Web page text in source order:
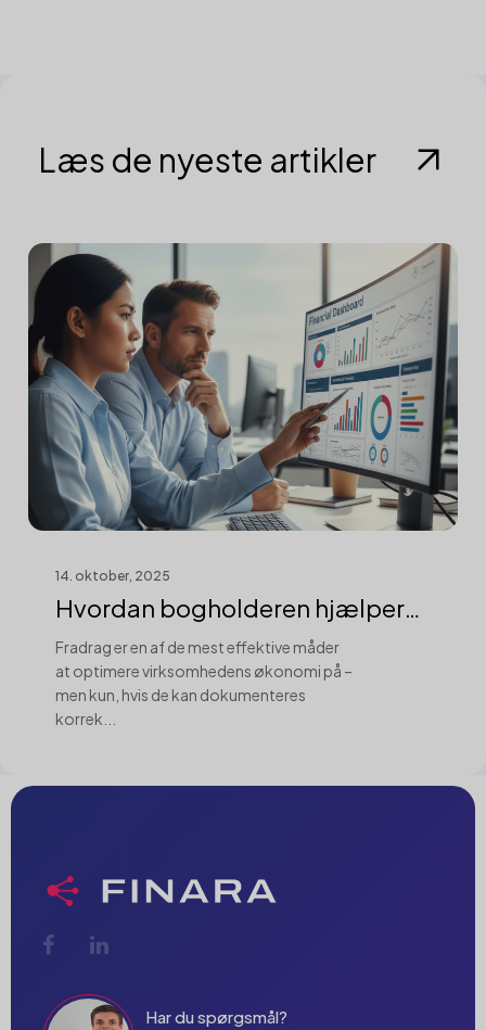
Læs de nyeste artikler
14. oktober, 2025
Hvordan bogholderen hjælper
med at doku...
Fradrag er en af de mest effektive måder
at optimere virksomhedens økonomi på –
men kun, hvis de kan dokumenteres
korrek...
Har du spørgsmål?